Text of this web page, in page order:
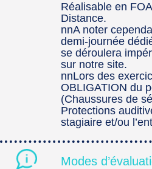
Réalisable en
Distance.
nnA noter
demi-journée
se déroulera
sur notre site.
nnLors des
OBLIGATION du
(Chaussures de
Protections
stagiaire et/ou
Modes